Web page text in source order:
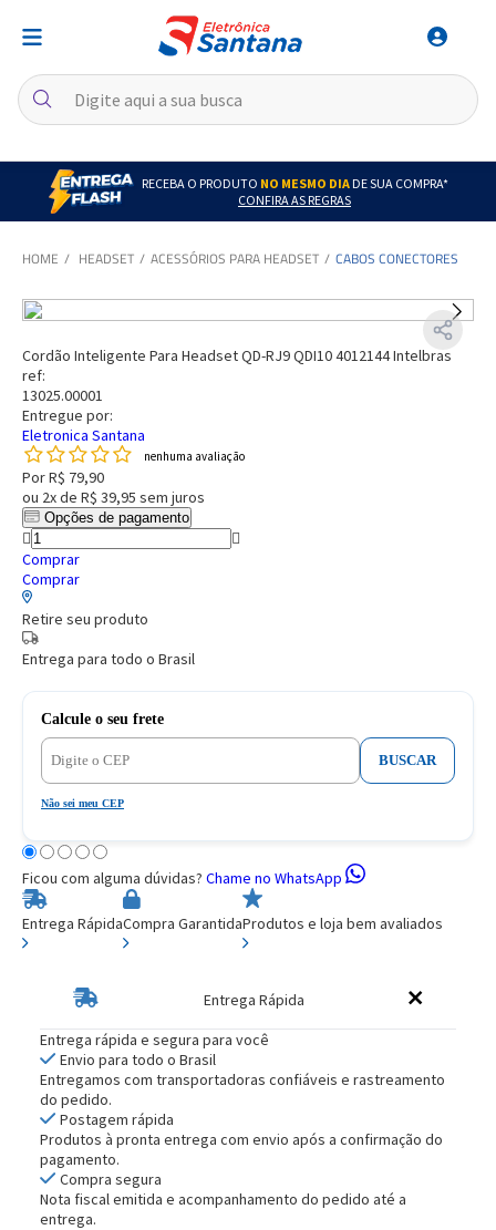
RECEBA O PRODUTO NO MESMO DIADE SUA COMPRA*
CONFIRA AS REGRAS
HEADSET ACESSÓRIOS PARA HEADSET CABOS CONECTORES
Cordão Inteligente Para Headset QD-RJ9 QDI10 4012144 Intelbras
ref:
13025.00001
Entregue por:
Eletronica Santana
nenhuma avaliação
PorR$ 79,90
ou 2x de R$ 39,95 sem juros
Opções de pagamento
Comprar
Comprar
Retire seu produto
Entrega para todo o Brasil
Calcule o seu frete
BUSCAR
Não sei meu CEP
Ficou com alguma dúvidas? Chame no WhatsApp
Entrega RápidaCompra GarantidaProdutos e loja bem avaliados
Entrega Rápida
Entrega rápida e segura para você
Envio para todo o Brasil
Entregamos com transportadoras confiáveis e rastreamento
do pedido.
Postagem rápida
Produtos à pronta entrega com envio após a confirmação do
pagamento.
Compra segura
Nota fiscal emitida e acompanhamento do pedido até a
entrega.